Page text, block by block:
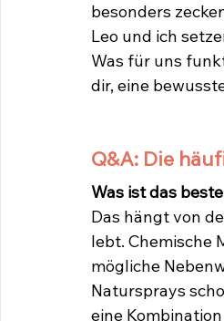
besonders
Leo und ich
Was für uns
dir, eine
Q&A: Die
Was ist das
Das hängt von
lebt. Chemische
mögliche
Natursprays
eine